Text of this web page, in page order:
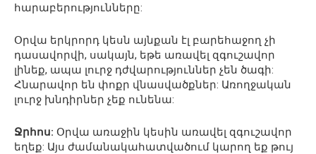
հարաբերությունները:
Օրվա երկրորդ կեսն այնքան էլ բարեհաջող չի
դասավորվի, սակայն, եթե առավել զգուշավոր
լինեք, ապա լուրջ դժվարություններ չեն ծագի:
Հնարավոր են փոքր վնասվածքներ: Առողջական
լուրջ խնդիրներ չեք ունենա:
Ջրհոս: Օրվա առաջին կեսին առավել զգուշավոր
եղեք: Այս ժամանակահատվածում կարող եք թույ